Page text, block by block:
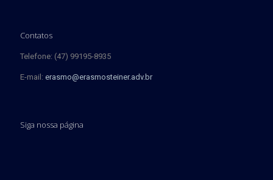
Contatos
Telefone: (47) 99195-8935
E-mail: erasmo@erasmosteiner.adv.br
Siga nossa página